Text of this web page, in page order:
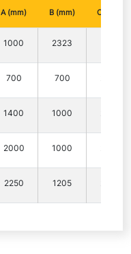
A (mm)
B (mm)
C (mm)
1000 2323
700 700
1400 1000
2000 1000
2250 1205